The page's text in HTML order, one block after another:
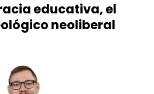
educativa, el
neoliberal